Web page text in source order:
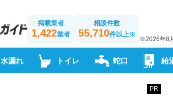
掲載業者
1,422業者
相談件数
55,710件以上※
※2026年8
水漏れ トイレ 蛇口 給
PR